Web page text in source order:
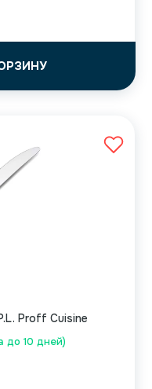
до 10 дней)
Proff Cuisine